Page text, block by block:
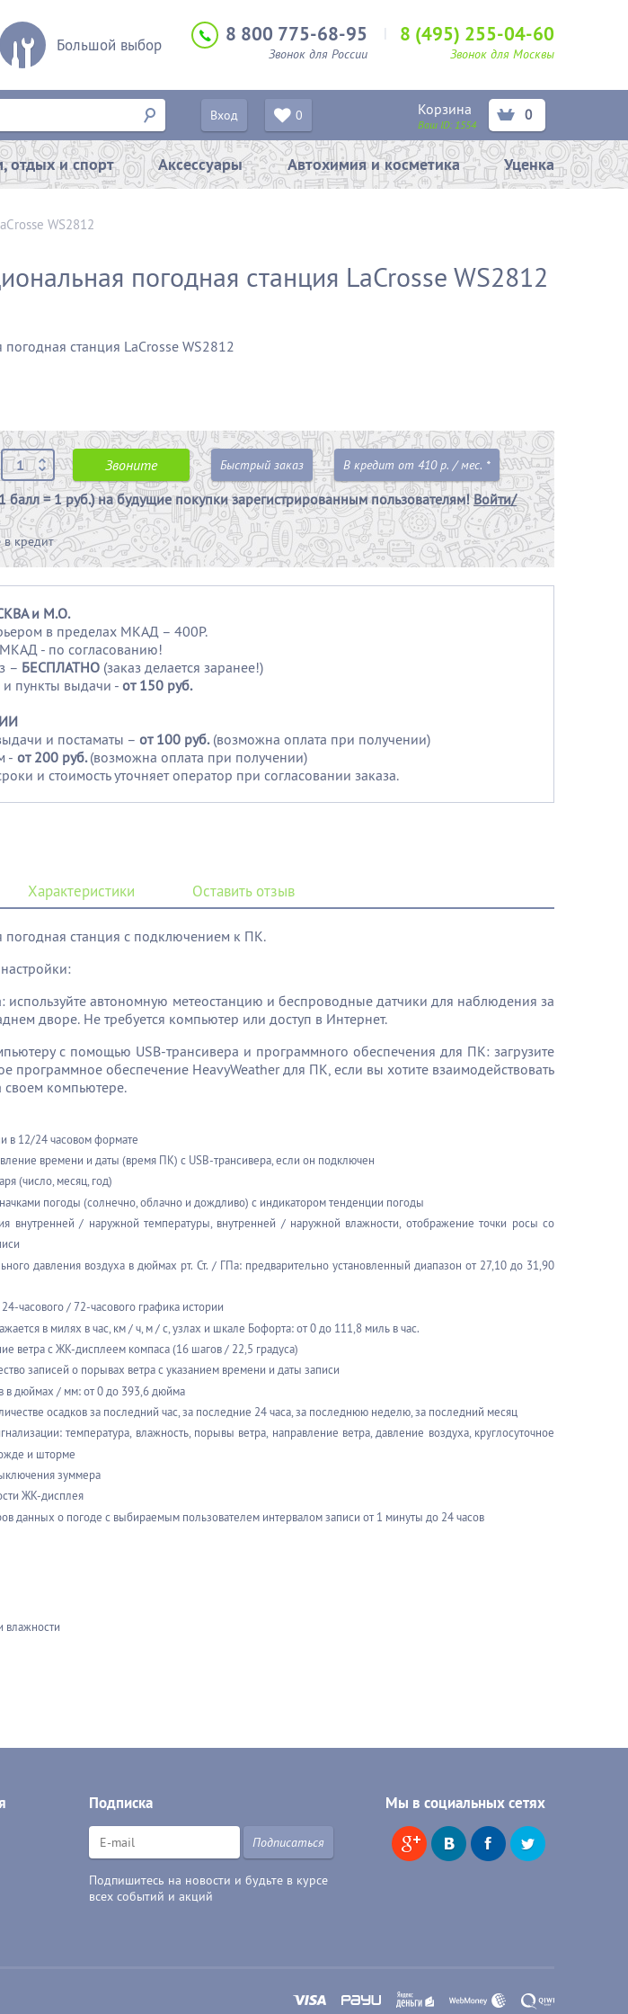
Большой выбор 8 800 775-68-95
Звонок для России
8 (495) 255-04-60
Звонок для Москвы
Вход 0 Корзина
Ваш ID: 1554
0
отдых и спорт Аксессуары Автохимия и косметика Уценка
WS2812
погодная станция LaCrosse WS2812
станция LaCrosse WS2812
Звоните Быстрый заказ В кредит от 410 р. / мес. *
балл = 1 руб.)на будущие покупки зарегистрированным пользователям!Войти/
в кредит
и М.О.
в пределах МКАД – 400Р.
МКАД - по согласованию!
– БЕСПЛАТНО (заказ делается заранее!)
и пункты выдачи -от 150 руб.
и постаматы –от 100 руб. (возможна оплата при получении)
-от 200 руб.(возможна оплата при получении)
и стоимость уточняет оператор при согласовании заказа.
Характеристики Оставить отзыв
станция с подключением к ПК.
используйте автономную метеостанцию ​​и беспроводные датчики для наблюдения за
дворе. Не требуется компьютер или доступ в Интернет.
с помощью USB-трансивера и программного обеспечения для ПК: загрузите
программное обеспечение HeavyWeather для ПК, если вы хотите взаимодействовать
компьютере.
в 12/24 часовом формате
времени и даты (время ПК) с USB-трансивера, если он подключен
(число, месяц, год)
погоды (солнечно, облачно и дождливо) с индикатором тенденции погоды
/ наружной температуры, внутренней / наружной влажности, отображение точки росы со
давления воздуха в дюймах рт. Ст. / ГПа: предварительно установленный диапазон от 27,10 до 31,90
часового / 72-часового графика истории
в милях в час, км / ч, м / с, узлах и шкале Бофорта: от 0 до 111,8 миль в час.
ветра с ЖК-дисплеем компаса (16 шагов / 22,5 градуса)
записей о порывах ветра с указанием времени и даты записи
в дюймах / мм: от 0 до 393,6 дюйма
осадков за последний час, за последние 24 часа, за последнюю неделю, за последний месяц
температура, влажность, порывы ветра, направление ветра, давление воздуха, круглосуточное
и шторме
зуммера
ЖК-дисплея
данных о погоде с выбираемым пользователем интервалом записи от 1 минуты до 24 часов
влажности
Подписка
Подписаться
Подпишитесь на новости и будьте в курсе
всех событий и акций
Мы в социальных сетях